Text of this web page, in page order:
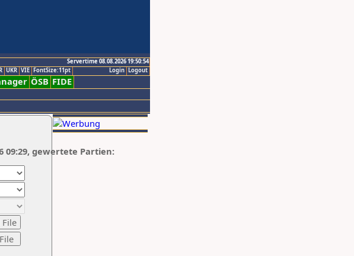
Servertime 08.08.2026 19:50:54
Logout
Login
UKR VIE FontSize:11pt
ÖSB FIDE
09:29, gewertete Partien: